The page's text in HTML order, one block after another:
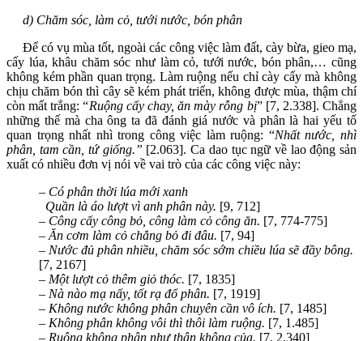
d) Chăm sóc, làm cỏ, tưới nước, bón phân
Để có vụ mùa tốt, ngoài các công việc làm đất, cày bừa, gieo mạ,
cấy lúa, khâu chăm sóc như làm cỏ, tưới nước, bón phân,… cũng
không kém phần quan trọng. Làm ruộng nếu chỉ cày cấy mà không
chịu chăm bón thì cây sẽ kém phát triển, không được mùa, thậm chí
còn mất trắng: “Ruộng cấy chay, ăn mày rỗng bị” [7, 2.338]. Chẳng
những thế mà cha ông ta đã đánh giá nước và phân là hai yếu tố
quan trọng nhất nhì trong công việc làm ruộng: “Nhất nước, nhì
phân, tam cần, tứ giống.” [2.063]. Ca dao tục ngữ về lao động sản
xuất có nhiều đơn vị nói về vai trò của các công việc này:
– Có phân thời lúa mới xanh
Quần là áo lượt vì anh phân này. [9, 712]
– Công cấy công bỏ, công làm cỏ công ăn. [7, 774-775]
– Ăn cơm làm cỏ chẳng bỏ đi đâu. [7, 94]
– Nước đủ phân nhiều, chăm sóc sớm chiều lúa sẽ đầy bông.
[7, 2167]
– Một lượt cỏ thêm giỏ thóc. [7, 1835]
– Nà nào mạ nấy, tốt rạ đổ phân. [7, 1919]
– Không nước không phân chuyên cần vô ích. [7, 1485]
– Không phân không vôi thì thôi làm ruộng. [7, 1.485]
– Ruộng không phân như thân không của. [7, 2.340]